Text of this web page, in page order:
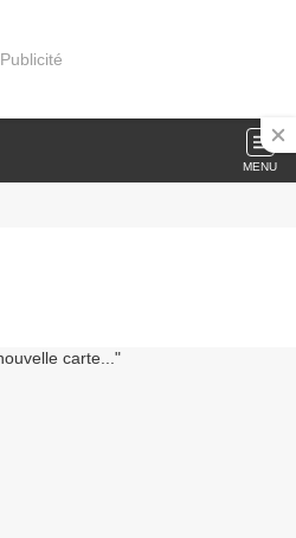
Publicité
MENU